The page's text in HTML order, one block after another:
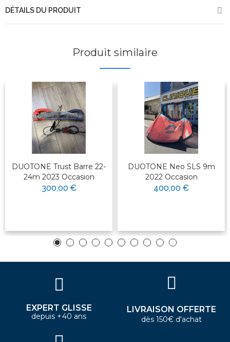
DÉTAILS DU PRODUIT
Produit similaire
DUOTONE Trust Barre 22-
24m 2023 Occasion
300,00 €
DUOTONE Neo SLS 9m
2022 Occasion
400,00 €
EXPERT GLISSE
depuis +40 ans
LIVRAISON OFFERTE
dès 150€ d'achat